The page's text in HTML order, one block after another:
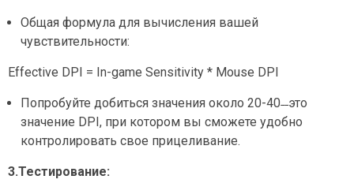
Общая формула для вычисления вашей
чувствительности:
Effective DPI = In-game Sensitivity * Mouse DPI
Попробуйте добиться значения около 20-40˗˗это
значение DPI, при котором вы сможете удобно
контролировать свое прицеливание.
3.Тестирование: